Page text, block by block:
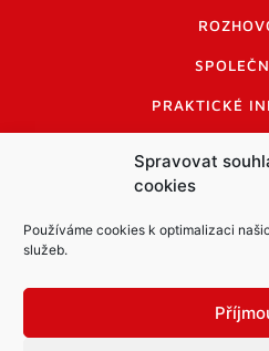
Spravovat
cookies
Používáme cookies k optimalizaci
služeb.
PRAKTICKÉ
INFORMACE A
LOGO A